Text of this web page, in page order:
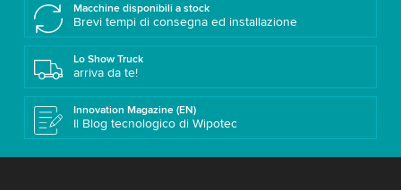
Macchine disponibili a stock
Brevi tempi di consegna ed installazione
Lo Show Truck
arriva da te!
Innovation Magazine (EN)
Il Blog tecnologico di Wipotec